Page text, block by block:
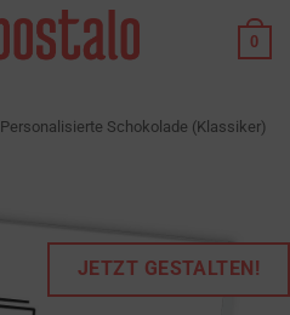
0
Personalisierte Schokolade (Klassiker)
JETZT GESTALTEN!